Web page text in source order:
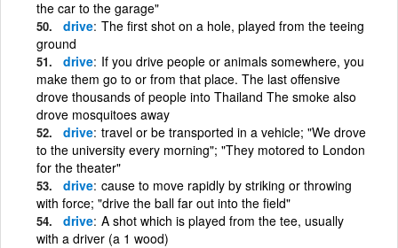
the car to the garage"
drive The first shot on a hole, played from the teeing
ground
drive If you drive people or animals somewhere, you
make them go to or from that place. The last offensive
drove thousands of people into Thailand The smoke also
drove mosquitoes away
drive travel or be transported in a vehicle; "We drove
to the university every morning"; "They motored to London
for the theater"
drive cause to move rapidly by striking or throwing
with force; "drive the ball far out into the field"
drive A shot which is played from the tee, usually
with a driver (a 1 wood)